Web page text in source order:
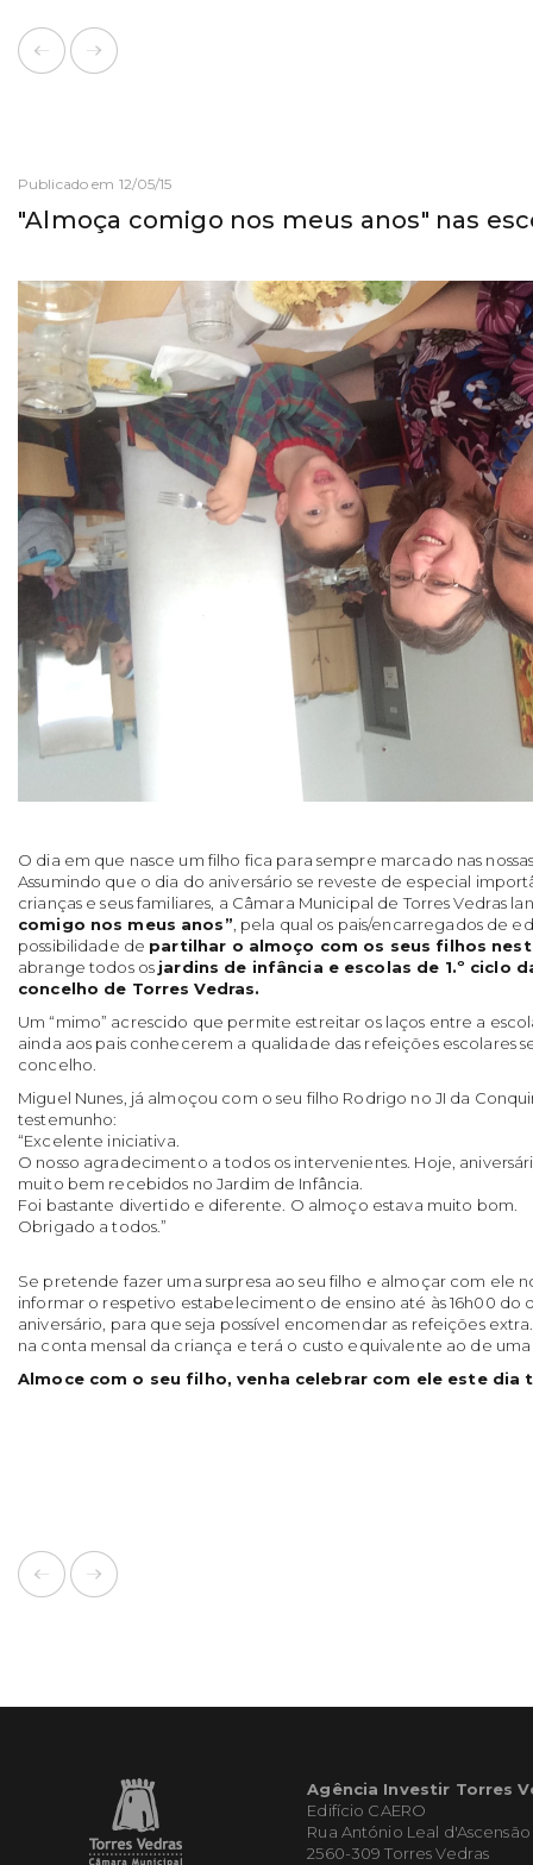
Publicado em 12/05/15
"Almoça comigo nos meus anos" nas
O dia em que nasce um filho fica para sempre marcado nas
Assumindo que o dia do aniversário se reveste de especial
crianças e seus familiares, a Câmara Municipal de Torres Vedras
comigo nos meus anos”, pela qual os pais/encarregados de
possibilidade de partilhar o almoço com os seus filhos
abrange todos os jardins de infância e escolas de 1.º ciclo
concelho de Torres Vedras.
Um “mimo” acrescido que permite estreitar os laços entre a
ainda aos pais conhecerem a qualidade das refeições escolares
concelho.
Miguel Nunes, já almoçou com o seu filho Rodrigo no JI da
testemunho:
“Excelente iniciativa.
O nosso agradecimento a todos os intervenientes. Hoje,
muito bem recebidos no Jardim de Infância.
Foi bastante divertido e diferente. O almoço estava muito bom.
Obrigado a todos.”
Se pretende fazer uma surpresa ao seu filho e almoçar com ele
informar o respetivo estabelecimento de ensino até às 16h00 do
aniversário, para que seja possível encomendar as refeições
na conta mensal da criança e terá o custo equivalente ao de
Almoce com o seu filho, venha celebrar com ele este dia
Agência Investir Torres
Edifício CAERO
Rua António Leal d'Ascensão
2560-309 Torres Vedras